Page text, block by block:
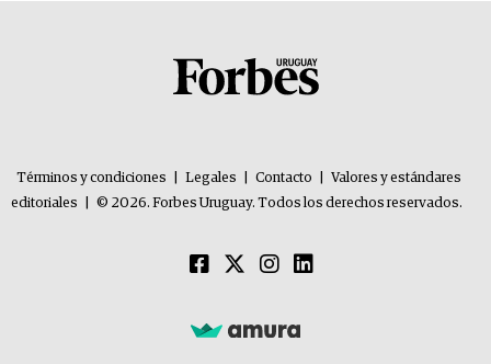
Términos y condiciones Legales Contacto
Valores y estándares
editoriales
© 2026. Forbes Uruguay. Todos los derechos reservados.